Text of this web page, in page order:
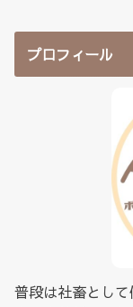
プロフィール
普段は社畜として